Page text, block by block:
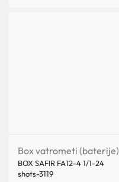
Box vatrometi (baterije)
BOX SAFIR FA12-4 1/1-24
shots-3119